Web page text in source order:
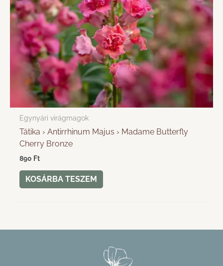
Egynyári virágmagok
Tátika › Antirrhinum Majus › Madame Butterfly
Cherry Bronze
890 Ft
KOSÁRBA TESZEM